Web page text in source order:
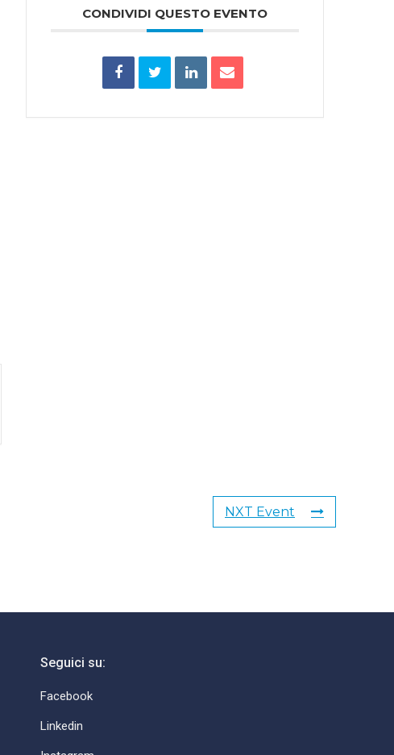
CONDIVIDI QUESTO EVENTO
NXT Event
Seguici su:
Facebook
Linkedin